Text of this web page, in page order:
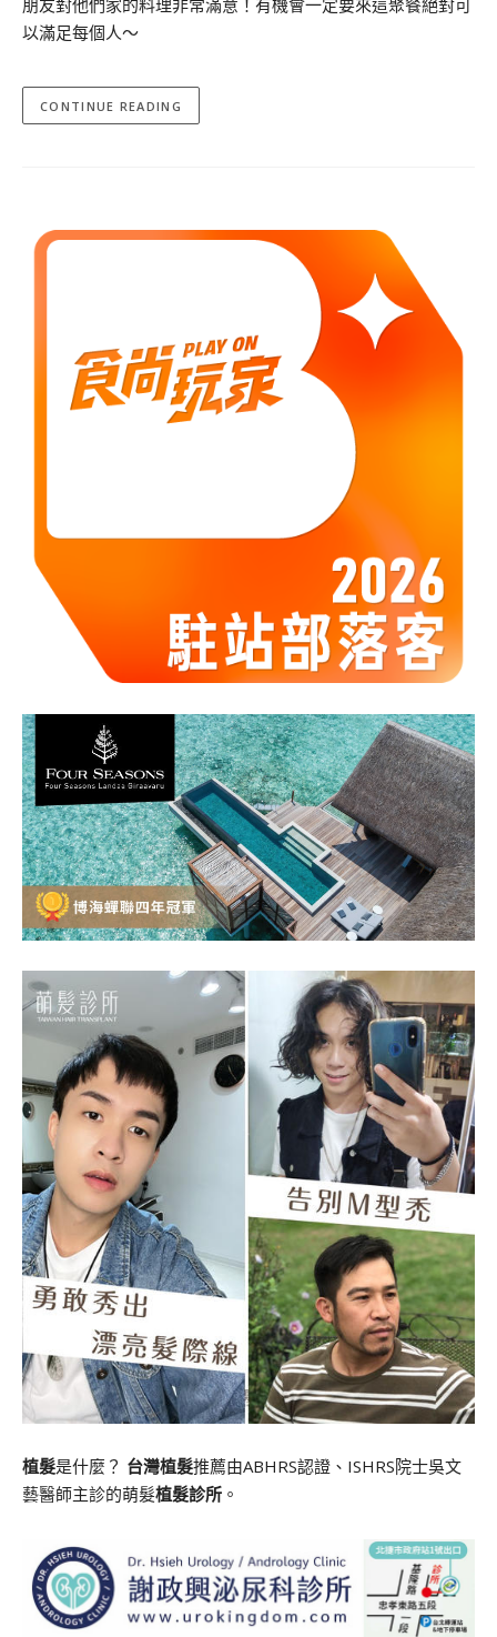
朋友對他們家的料理非常滿意！有機會一定要來這聚餐絕對可
以滿足每個人～
CONTINUE READING
植髮是什麼？ 台灣植髮推薦由ABHRS認證、ISHRS院士吳文
藝醫師主診的萌髮植髮診所 。